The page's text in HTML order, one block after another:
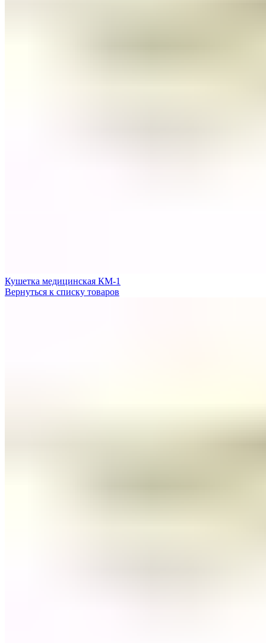
Кушетка медицинская КМ-1
Вернуться к списку товаров